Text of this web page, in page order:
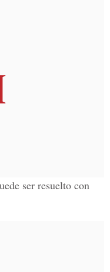
ser resuelto con